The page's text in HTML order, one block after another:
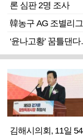
론 심판 2명 조사
韓농구 AG 조별리
‘윤나고황’ 꿈틀댄
김해시의회, 11일